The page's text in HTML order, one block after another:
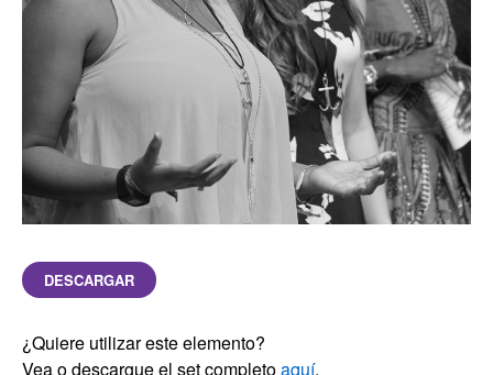
DESCARGAR
¿Quiere utilizar este elemento?
Vea o descargue el set completoaquí.